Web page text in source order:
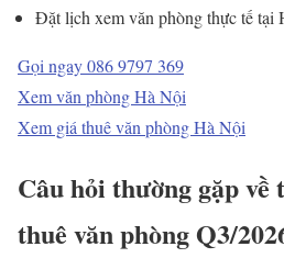
Đặt lịch xem văn phòng thực tế tại
Gọi ngay 086 9797 369
Xem văn phòng Hà Nội
Xem giá thuê văn phòng Hà Nội
Câu hỏi thường gặp
thuê văn phòng Q3/